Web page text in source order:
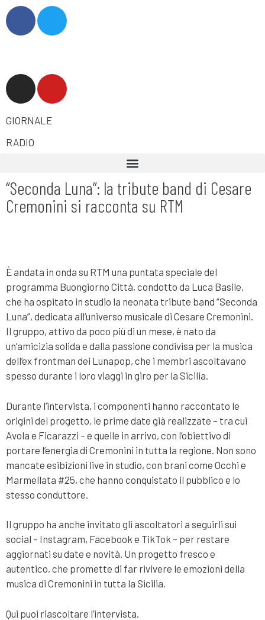
GIORNALE
RADIO
“Seconda Luna”: la tribute band di Cesare
Cremonini si racconta su RTM
È andata in onda su RTM una puntata speciale del
programma Buongiorno Città, condotto da Luca Basile,
che ha ospitato in studio la neonata tribute band “Seconda
Luna”, dedicata all’universo musicale di Cesare Cremonini.
Il gruppo, attivo da poco più di un mese, è nato da
un’amicizia solida e dalla passione condivisa per la musica
dell’ex frontman dei Lunapop, che i membri ascoltavano
spesso durante i loro viaggi in giro per la Sicilia.
Durante l’intervista, i componenti hanno raccontato le
origini del progetto, le prime date già realizzate – tra cui
Avola e Ficarazzi – e quelle in arrivo, con l’obiettivo di
portare l’energia di Cremonini in tutta la regione. Non sono
mancate esibizioni live in studio, con brani come Occhi e
Marmellata #25, che hanno conquistato il pubblico e lo
stesso conduttore.
Il gruppo ha anche invitato gli ascoltatori a seguirli sui
social – Instagram, Facebook e TikTok – per restare
aggiornati su date e novità. Un progetto fresco e
autentico, che promette di far rivivere le emozioni della
musica di Cremonini in tutta la Sicilia.
Qui puoi riascoltare l’intervista.